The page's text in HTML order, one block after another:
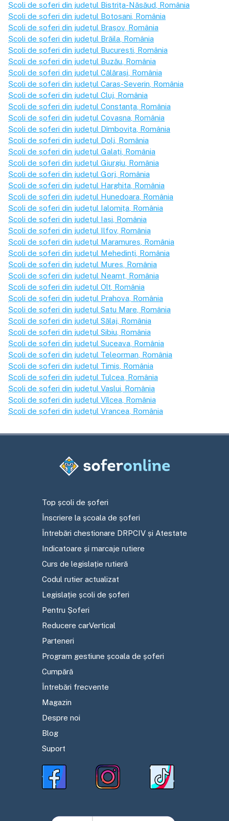
Școli de șoferi din județul Bistrița-Năsăud , România
Școli de șoferi din județul Botoșani , România
Școli de șoferi din județul Brașov , România
Școli de șoferi din județul Brăila , România
Școli de șoferi din județul București , România
Școli de șoferi din județul Buzău , România
Școli de șoferi din județul Călărași , România
Școli de șoferi din județul Caraș-Severin , România
Școli de șoferi din județul Cluj , România
Școli de șoferi din județul Constanța , România
Școli de șoferi din județul Covasna , România
Școli de șoferi din județul Dîmbovița , România
Școli de șoferi din județul Dolj , România
Școli de șoferi din județul Galați , România
Școli de șoferi din județul Giurgiu , România
Școli de șoferi din județul Gorj , România
Școli de șoferi din județul Harghita , România
Școli de șoferi din județul Hunedoara , România
Școli de șoferi din județul Ialomița , România
Școli de șoferi din județul Iași , România
Școli de șoferi din județul Ilfov , România
Școli de șoferi din județul Maramureș , România
Școli de șoferi din județul Mehedinți , România
Școli de șoferi din județul Mureș , România
Școli de șoferi din județul Neamț , România
Școli de șoferi din județul Olt , România
Școli de șoferi din județul Prahova , România
Școli de șoferi din județul Satu Mare , România
Școli de șoferi din județul Sălaj , România
Școli de șoferi din județul Sibiu , România
Școli de șoferi din județul Suceava , România
Școli de șoferi din județul Teleorman , România
Școli de șoferi din județul Timiș , România
Școli de șoferi din județul Tulcea , România
Școli de șoferi din județul Vaslui , România
Școli de șoferi din județul Vîlcea , România
Școli de șoferi din județul Vrancea , România
Top școli de șoferi
Înscriere la școala de șoferi
Întrebări chestionare DRPCIV și Atestate
Indicatoare și marcaje rutiere
Curs de legislație rutieră
Codul rutier actualizat
Legislație școli de șoferi
Pentru Șoferi
Reducere carVertical
Parteneri
Program gestiune școala de șoferi
Cumpără
Întrebări frecvente
Magazin
Despre noi
Blog
Suport